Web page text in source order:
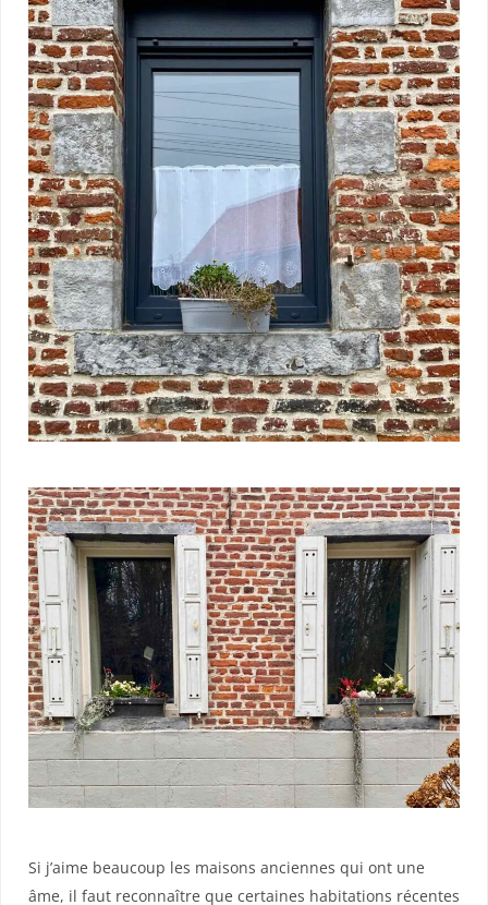
Si j’aime beaucoup les maisons anciennes qui ont une
âme, il faut reconnaître que certaines habitations récentes